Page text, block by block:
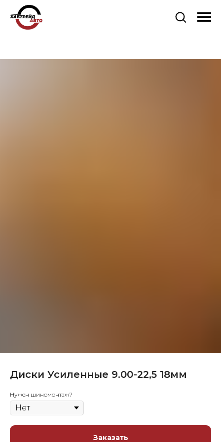
Диски Усиленные 9.00-22,5 18мм
Нужен шиномонтаж?
Заказать